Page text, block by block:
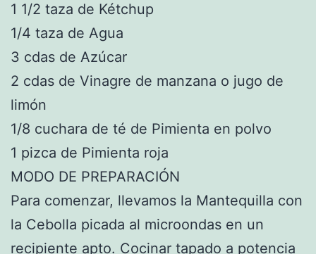
1 1/2 taza de Kétchup
1/4 taza de Agua
3 cdas de Azúcar
2 cdas de Vinagre de manzana o jugo de
limón
1/8 cuchara de té de Pimienta en polvo
1 pizca de Pimienta roja
MODO DE PREPARACIÓN
Para comenzar, llevamos la Mantequilla con
la Cebolla picada al microondas en un
recipiente apto. Cocinar tapado a potencia